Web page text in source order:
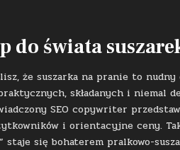
do świata
że suszarka na pranie to
składanych i niemal
SEO copywriter
i orientacyjne ceny.
staje się bohaterem pralkowo-